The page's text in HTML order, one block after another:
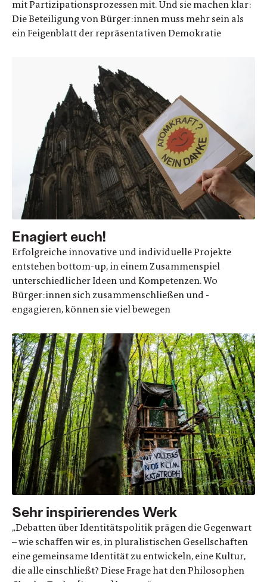
mit Partizipationsprozessen mit. Und sie machen klar:
Die Beteiligung von Bürger:innen muss mehr sein als
ein Feigenblatt der repräsentativen Demokratie
Enagiert euch!
Erfolgreiche innovative und individuelle Projekte
entstehen bottom-up, in einem Zusammenspiel
unterschiedlicher Ideen und Kompetenzen. Wo
Bürger:innen sich zusammenschließen und -
engagieren, können sie viel bewegen
Sehr inspirierendes Werk
„Debatten über Identitätspolitik prägen die Gegenwart
– wie schaffen wir es, in pluralistischen Gesellschaften
eine gemeinsame Identität zu entwickeln, eine Kultur,
die alle einschließt? Diese Frage hat den Philosophen